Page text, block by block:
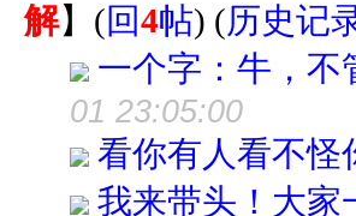
解】 (回4帖) (历史记
一个字：牛，不
01 23:05:00
看你有人看不怪
我来带头！大家